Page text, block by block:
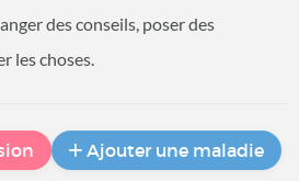
des conseils, poser des
les choses.
Ajouter une maladie